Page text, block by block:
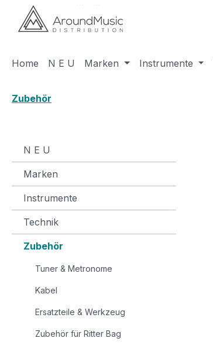
Hauptinhalt springen
Zur Suche springen
Zur Hauptnavigation springen
Home N E U Marken Instrumente
Zubehör
N E U
Marken
Instrumente
Technik
Zubehör
Tuner & Metronome
Kabel
Ersatzteile & Werkzeug
Zubehör für Ritter Bag